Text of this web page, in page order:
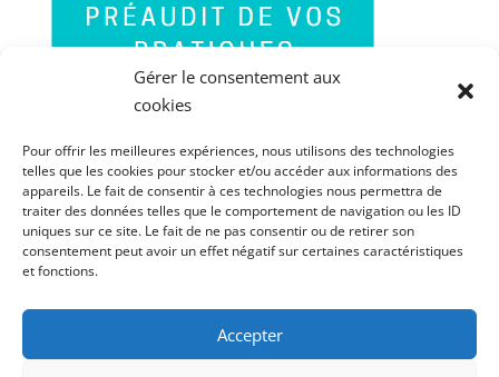
Gérer le consentement aux
cookies
Pour offrir les meilleures expériences, nous utilisons des technologies
telles que les cookies pour stocker et/ou accéder aux informations des
appareils. Le fait de consentir à ces technologies nous permettra de
traiter des données telles que le comportement de navigation ou les ID
uniques sur ce site. Le fait de ne pas consentir ou de retirer son
consentement peut avoir un effet négatif sur certaines caractéristiques
et fonctions.
Accepter
PORTABLE : 06 60 85 41 84